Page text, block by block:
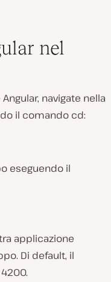
nel
navigate nella
il comando cd:
eseguendo il
applicazione
Di default, il